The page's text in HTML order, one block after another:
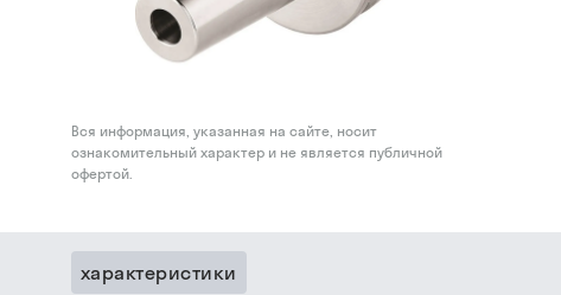
Вся информация, указанная на сайте, носит
ознакомительный характер и не является публичной
офертой.
характеристики